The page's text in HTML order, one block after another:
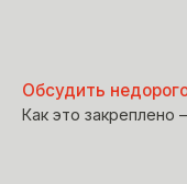
Обсудить
Как это